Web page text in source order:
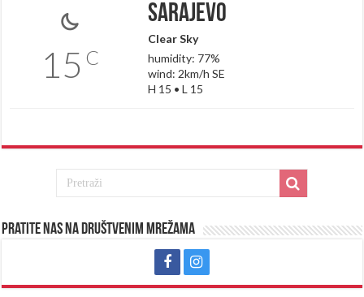
15 C
Sarajevo
Clear Sky
humidity: 77%
wind: 2km/h SE
H 15 • L 15
Pratite nas na društvenim mrežama